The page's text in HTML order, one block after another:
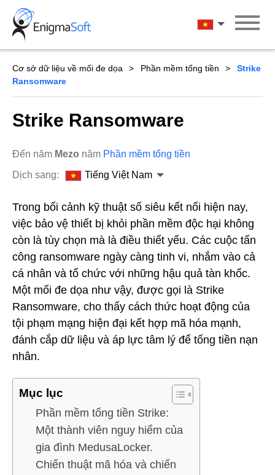
Skip
content
Tiếng Việt
Cơ sở dữ liệu về mối đe dọa Phần mềm tống tiền
Strike
Ransomware
Strike Ransomware
Đến năm Mezo năm Phần mềm tống tiền
Dịch sang:
Tiếng Việt Nam
Trong bối cảnh kỹ thuật số siêu kết nối hiện nay,
việc bảo vệ thiết bị khỏi phần mềm độc hại không
còn là tùy chọn mà là điều thiết yếu. Các cuộc tấn
công ransomware ngày càng tinh vi, nhắm vào cả
cá nhân và tổ chức với những hậu quả tàn khốc.
Một mối đe dọa như vậy, được gọi là Strike
Ransomware, cho thấy cách thức hoạt động của
tội phạm mạng hiện đại kết hợp mã hóa mạnh,
đánh cắp dữ liệu và áp lực tâm lý để tống tiền nạn
nhân.
Mục lục
Phần mềm tống tiền Strike:
Một thành viên nguy hiểm của
gia đình MedusaLocker.
Chiến thuật mã hóa và chiến